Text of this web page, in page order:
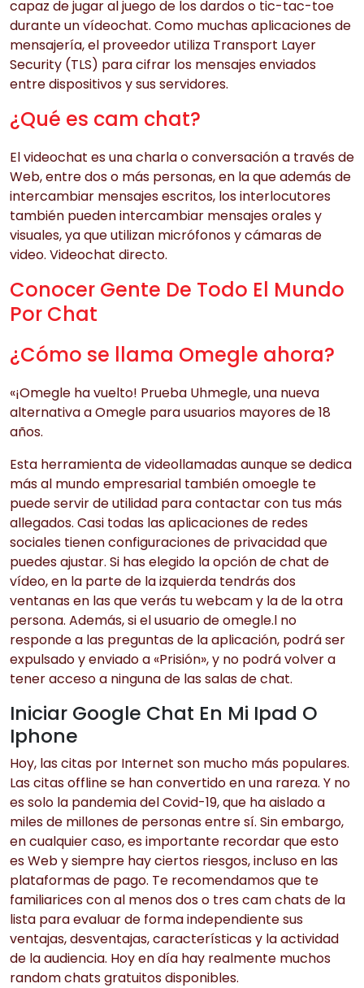
capaz de jugar al juego de los dardos o tic-tac-toe
durante un vídeochat. Como muchas aplicaciones de
mensajería, el proveedor utiliza Transport Layer
Security (TLS) para cifrar los mensajes enviados
entre dispositivos y sus servidores.
¿Qué es cam chat?
El videochat es una charla o conversación a través de
Web, entre dos o más personas, en la que además de
intercambiar mensajes escritos, los interlocutores
también pueden intercambiar mensajes orales y
visuales, ya que utilizan micrófonos y cámaras de
video. Videochat directo.
Conocer Gente De Todo El Mundo
Por Chat
¿Cómo se llama Omegle ahora?
«¡Omegle ha vuelto! Prueba Uhmegle, una nueva
alternativa a Omegle para usuarios mayores de 18
años.
Esta herramienta de videollamadas aunque se dedica
más al mundo empresarial también omoegle te
puede servir de utilidad para contactar con tus más
allegados. Casi todas las aplicaciones de redes
sociales tienen configuraciones de privacidad que
puedes ajustar. Si has elegido la opción de chat de
vídeo, en la parte de la izquierda tendrás dos
ventanas en las que verás tu webcam y la de la otra
persona. Además, si el usuario de omegle.l no
responde a las preguntas de la aplicación, podrá ser
expulsado y enviado a «Prisión», y no podrá volver a
tener acceso a ninguna de las salas de chat.
Iniciar Google Chat En Mi Ipad O
Iphone
Hoy, las citas por Internet son mucho más populares.
Las citas offline se han convertido en una rareza. Y no
es solo la pandemia del Covid-19, que ha aislado a
miles de millones de personas entre sí. Sin embargo,
en cualquier caso, es importante recordar que esto
es Web y siempre hay ciertos riesgos, incluso en las
plataformas de pago. Te recomendamos que te
familiarices con al menos dos o tres cam chats de la
lista para evaluar de forma independiente sus
ventajas, desventajas, características y la actividad
de la audiencia. Hoy en día hay realmente muchos
random chats gratuitos disponibles.